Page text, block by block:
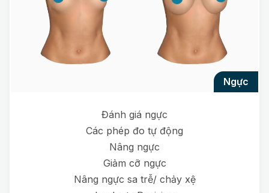
ngực
Đánh giá ngực
Các phép đo tự động
Nâng ngực
Giảm cỡ ngực
Nâng ngực sa trễ/ chảy xệ